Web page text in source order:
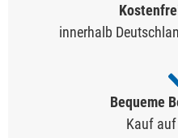
innerhalb
Bequeme
Kauf